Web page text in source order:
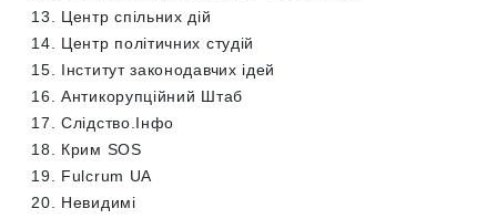
Центр спільних дій
Центр політичних студій ​​
Інститут законодавчих ідей
Антикорупційний Штаб
Слідство.Інфо
Крим SOS
Fulcrum UA
Невидимі